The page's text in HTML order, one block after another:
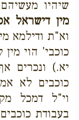
שיהיו
מין דישראל
וא"ת ודילמא
כוכבי' הוי
יא.) ונכרים
כוכבים לא
וי"ל דמכל
בעבודת